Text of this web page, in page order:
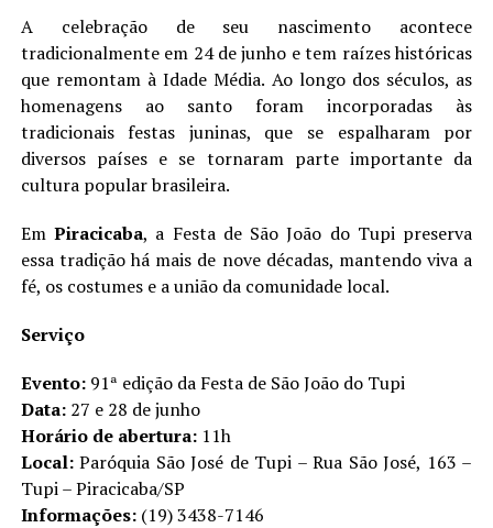
A celebração de seu nascimento acontece
tradicionalmente em 24 de junho e tem raízes históricas
que remontam à Idade Média. Ao longo dos séculos, as
homenagens ao santo foram incorporadas às
tradicionais festas juninas, que se espalharam por
diversos países e se tornaram parte importante da
cultura popular brasileira.
Em Piracicaba, a Festa de São João do Tupi preserva
essa tradição há mais de nove décadas, mantendo viva a
fé, os costumes e a união da comunidade local.
Serviço
Evento:91ª edição da Festa de São João do Tupi
Data:27 e 28 de junho
Horário de abertura:11h
Local:Paróquia São José de Tupi – Rua São José, 163 –
Tupi – Piracicaba/SP
Informações:(19) 3438-7146